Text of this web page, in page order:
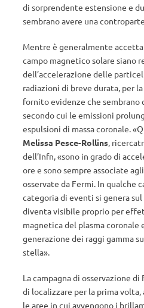
di sorprendente estensione e
sembrano avere una
Mentre è generalmente
campo magnetico solare siano
dell’accelerazione delle
radiazioni di breve durata, per
fornito evidenze che sembrano
secondo cui le emissioni
espulsioni di massa coronale.
Melissa Pesce-Rollins,
dell’Infn, «sono in grado di
ore e sono sempre associate
osservate da Fermi. In qualche
categoria di eventi si genera
diventa visibile proprio per
magnetica del plasma coronale
generazione dei raggi gamma
stella».
La campagna di osservazione
di localizzare per la prima volta,
le aree in cui avvengono i